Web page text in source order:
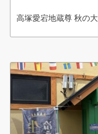
高塚愛宕地蔵尊 秋の